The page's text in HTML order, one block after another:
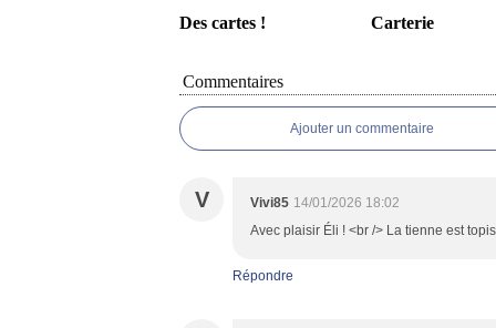
Des cartes ! Carterie
Commentaires
Ajouter un commentaire
V Vivi85 14/01/2026 18:02
Avec plaisir Éli ! <br /> La tienne est
Répondre